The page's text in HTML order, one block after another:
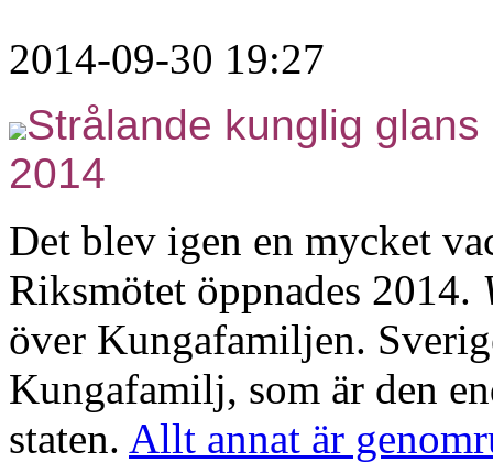
2014-09-30 19:27
Strålande kunglig
2014
Det blev igen en mycket
Riksmötet öppnades 2014.
över Kungafamiljen.
Kungafamilj, som är den
staten. Allt annat är